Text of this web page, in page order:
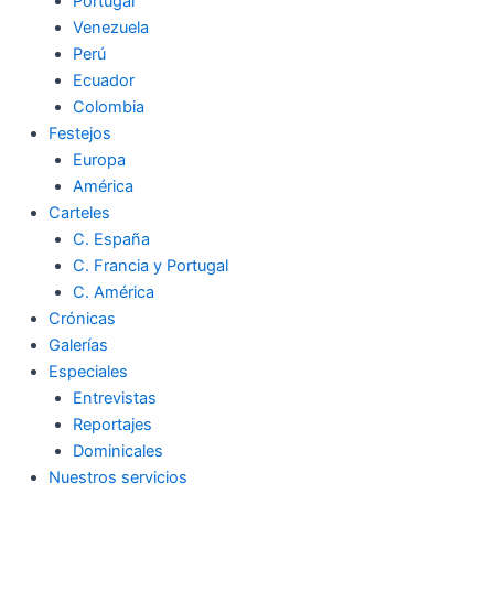
Venezuela
Perú
Ecuador
Colombia
Festejos
Europa
América
Carteles
C. España
C. Francia y Portugal
C. América
Crónicas
Galerías
Especiales
Entrevistas
Reportajes
Dominicales
Nuestros servicios